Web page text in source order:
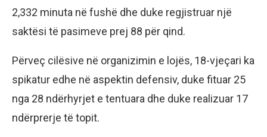
2,332 minuta në fushë dhe duke regjistruar një
saktësi të pasimeve prej 88 për qind.
Përveç cilësive në organizimin e lojës, 18-vjeçari ka
spikatur edhe në aspektin defensiv, duke fituar 25
nga 28 ndërhyrjet e tentuara dhe duke realizuar 17
ndërprerje të topit.